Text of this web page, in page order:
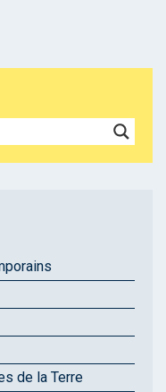
de la Terre